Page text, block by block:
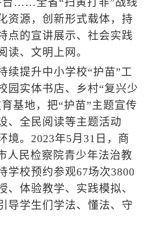
台……全省“扫黄打非”战线
资源，创新形式载体，持
点的宣讲展示、社会实践
读、文明上网。
升中小学校“护苗”工
园实体书店、乡村“复兴少
基地，把“护苗”主题宣传
、全民阅读等主题活动
境。2023年5月31日，商
人民检察院青少年法治教
学校预约参观67场次3800
、体验教学、实践模拟、
导学生们学法、懂法、守